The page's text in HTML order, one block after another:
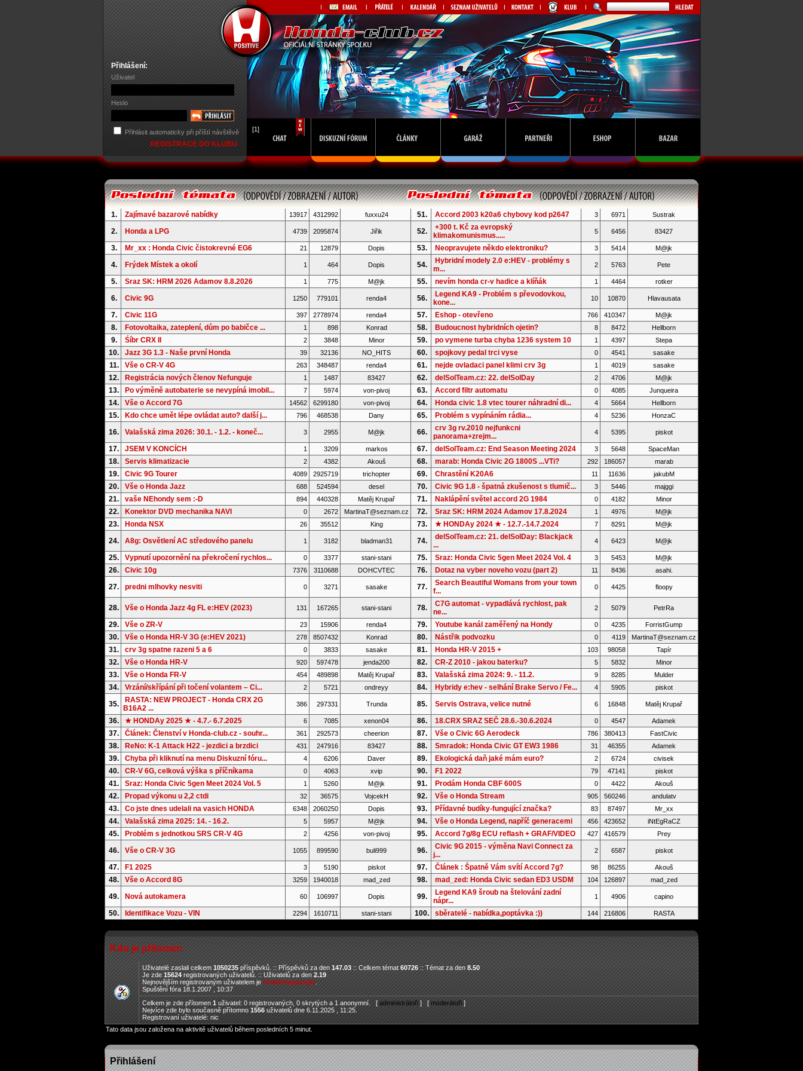
Přihlášení:
Uživatel
Heslo
Přihlásit automaticky při příští návštěvě
REGISTRACE DO KLUBU
[1]
1. Zajímavé bazarové nabídky 13917 4312992 fuxxu24 51. Accord 2003 k20a6 chybovy kod p2647 3 6971 Sustrak
2. Honda a LPG 4739 2095874 Jiřik 52.
+300 t. Kč za evropský
klimakomunismus.....
5 6456 83427
3. Mr_xx : Honda Civic čistokrevné EG6 21 12879 Dopis 53. Neopravujete někdo elektroniku? 3 5414 M@jk
4. Frýdek Místek a okolí 1 464 Dopis 54.
Hybridní modely 2.0 e:HEV - problémy s
m...
2 5763 Pete
5. Sraz SK: HRM 2026 Adamov 8.8.2026 1 775 M@jk 55. nevím honda cr-v hadice a klíňák 1 4464 rotker
6. Civic 9G 1250 779101 renda4 56.
Legend KA9 - Problém s převodovkou,
kone...
10 10870 Hlavausata
7. Civic 11G 397 2778974 renda4 57. Eshop - otevřeno 766 410347 M@jk
8. Fotovoltaika, zateplení, dům po babičce ... 1 898 Konrad 58. Budoucnost hybridních ojetin? 8 8472 Hellborn
9. Śíbr CRX II 2 3848 Minor 59. po vymene turba chyba 1236 system 10 1 4397 Stepa
10. Jazz 3G 1.3 - Naše první Honda 39 32136 NO_HITS 60. spojkovy pedal trci vyse 0 4541 sasake
11. Vše o CR-V 4G 263 348487 renda4 61. nejde ovladaci panel klimi crv 3g 1 4019 sasake
12. Registrácia nových členov Nefunguje 1 1487 83427 62. delSolTeam.cz: 22. delSolDay 2 4706 M@jk
13. Po výměně autobaterie se nevypíná imobil... 7 5974 von-pivoj 63. Accord filtr automatu 0 4085 Junqueira
14. Vše o Accord 7G 14562 6299180 von-pivoj 64. Honda civic 1.8 vtec tourer náhradní di... 4 5664 Hellborn
15. Kdo chce umět lépe ovládat auto? další j... 796 468538 Dany 65. Problém s vypínáním rádia... 4 5236 HonzaC
16. Valašská zima 2026: 30.1. - 1.2. - koneč... 3 2955 M@jk 66.
crv 3g rv.2010 nejfunkcni
panorama+zrejm...
4 5395 piskot
17. JSEM V KONCÍCH 1 3209 markos 67. delSolTeam.cz: End Season Meeting 2024 3 5648 SpaceMan
18. Servis klimatizacie 2 4382 Akouš 68. marab: Honda Civic 2G 1800S ...VTi? 292 186057 marab
19. Civic 9G Tourer 4089 2925719 trichopter 69. Chrastění K20A6 11 11636 jakubM
20. Vše o Honda Jazz 688 524594 desel 70. Civic 9G 1.8 - špatná zkušenost s tlumič... 3 5446 majggi
21. vaše NEhondy sem :-D 894 440328 Matěj Krupař 71. Naklápění světel accord 2G 1984 0 4182 Minor
22. Konektor DVD mechanika NAVI 0 2672 MartinaT@seznam.cz 72. Sraz SK: HRM 2024 Adamov 17.8.2024 1 4976 M@jk
23. Honda NSX 26 35512 King 73. ★ HONDAy 2024 ★ - 12.7.-14.7.2024 7 8291 M@jk
24. A8g: Osvětlení AC středového panelu 1 3182 bladman31 74.
delSolTeam.cz: 21. delSolDay: Blackjack
...
4 6423 M@jk
25. Vypnutí upozornění na překročení rychlos... 0 3377 stani-stani 75. Sraz: Honda Civic 5gen Meet 2024 Vol. 4 3 5453 M@jk
26. Civic 10g 7376 3110688 DOHCVTEC 76. Dotaz na vyber noveho vozu (part 2) 11 8436 asahi.
27. predni mlhovky nesviti 0 3271 sasake 77.
Search Beautiful Womans from your town
f...
0 4425 floopy
28. Vše o Honda Jazz 4g FL e:HEV (2023) 131 167265 stani-stani 78.
C7G automat - vypadlává rychlost, pak
ne...
2 5079 PetrRa
29. Vše o ZR-V 23 15906 renda4 79. Youtube kanál zaměřený na Hondy 0 4235 ForristGump
30. Vše o Honda HR-V 3G (e:HEV 2021) 278 8507432 Konrad 80. Nástřik podvozku 0 4119 MartinaT@seznam.cz
31. crv 3g spatne razeni 5 a 6 0 3833 sasake 81. Honda HR-V 2015 + 103 98058 Tapír
32. Vše o Honda HR-V 920 597478 jenda200 82. CR-Z 2010 - jakou baterku? 5 5832 Minor
33. Vše o Honda FR-V 454 489898 Matěj Krupař 83. Valašská zima 2024: 9. - 11.2. 9 8285 Mulder
34. Vrzání/skřípání při točení volantem – Ci... 2 5721 ondreyy 84. Hybridy e:hev - selhání Brake Servo / Fe... 4 5905 piskot
35.
RASTA: NEW PROJECT - Honda CRX 2G
B16A2 ...
386 297331 Trunda 85. Servis Ostrava, velice nutné 6 16848 Matěj Krupař
36. ★ HONDAy 2025 ★ - 4.7.- 6.7.2025 6 7085 xenon04 86. 18.CRX SRAZ SEČ 28.6.-30.6.2024 0 4547 Adamek
37. Článek: Členství v Honda-club.cz - souhr... 361 292573 cheerion 87. Vše o Civic 6G Aerodeck 786 380413 FastCivic
38. ReNo: K-1 Attack H22 - jezdici a brzdici 431 247916 83427 88. Smradok: Honda Civic GT EW3 1986 31 46355 Adamek
39. Chyba při kliknutí na menu Diskuzní fóru... 4 6206 Daver 89. Ekologická daň jaké mám euro? 2 6724 civisek
40. CR-V 6G, celková výška s příčníkama 0 4063 xvip 90. F1 2022 79 47141 piskot
41. Sraz: Honda Civic 5gen Meet 2024 Vol. 5 1 5260 M@jk 91. Prodám Honda CBF 600S 0 4422 Akouš
42. Propad výkonu u 2,2 ctdi 32 36575 VojcekH 92. Vše o Honda Stream 905 560246 andulatv
43. Co jste dnes udelali na vasich HONDA 6348 2060250 Dopis 93. Přídavné budíky-fungující značka? 83 87497 Mr_xx
44. Valašská zima 2025: 14. - 16.2. 5 5957 M@jk 94. Vše o Honda Legend, napříč generacemi 456 423652 iNtEgRaCZ
45. Problém s jednotkou SRS CR-V 4G 2 4256 von-pivoj 95. Accord 7g/8g ECU reflash + GRAF/VIDEO 427 416579 Prey
46. Vše o CR-V 3G 1055 899590 buli999 96.
Civic 9G 2015 - výměna Navi Connect za
j...
2 6587 piskot
47. F1 2025 3 5190 piskot 97. Článek : Špatně Vám svítí Accord 7g? 98 86255 Akouš
48. Vše o Accord 8G 3259 1940018 mad_zed 98. mad_zed: Honda Civic sedan ED3 USDM 104 126897 mad_zed
49. Nová autokamera 60 106997 Dopis 99.
Legend KA9 šroub na štelování zadní
nápr...
1 4906 capino
50. Identifikace Vozu - VIN 2294 1610711 stani-stani 100. sběratelé - nabídka,poptávka :)) 144 216806 RASTA
Kdo je přítomen
Uživatelé zaslali celkem1050235příspěvků. :: Příspěvků za den147.03:: Celkem témat60726:: Témat za den8.50
Je zde15624registrovaných uživatelů. :: Uživatelů za den2.19
Nejnovějším registrovaným uživatelem jecharlottegranger.
Spuštění fóra 18.1.2007 , 10:37
Celkem je zde přítomen 1 uživatel: 0 registrovaných, 0 skrytých a 1 anonymní. [ administrátoři ] [ moderátoři ]
Nejvíce zde bylo současně přítomno 1556 uživatelů dne 6.11.2025 , 11:25.
Registrovaní uživatelé: nic
Tato data jsou založena na aktivitě uživatelů během posledních 5 minut.
Přihlášení